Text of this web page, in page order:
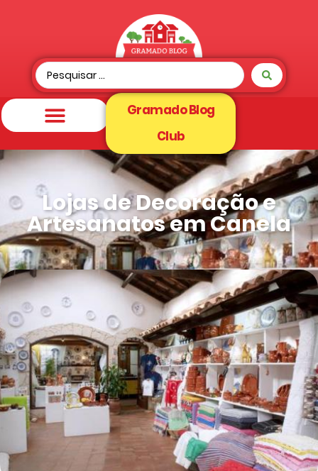
Gramado Blog
Club
Lojas de Decoração e
Artesanatos em Canela